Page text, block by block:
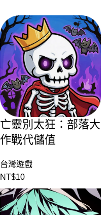
亡靈別太狂：部落大
作戰代儲值
台灣遊戲
NT$10